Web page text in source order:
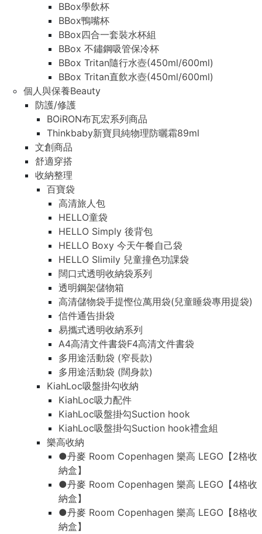
BBox學飲杯
BBox鴨嘴杯
BBox四合一套裝水杯組
BBox 不鏽鋼吸管保冷杯
BBox Tritan隨行水壺(450ml/600ml)
BBox Tritan直飲水壺(450ml/600ml)
個人與保養Beauty
防護/修護
BOiRON布瓦宏系列商品
Thinkbaby新寶貝純物理防曬霜89ml
文創商品
舒適穿搭
收納整理
百寶袋
高清旅人包
HELLO童袋
HELLO Simply 後背包
HELLO Boxy 今天午餐自己袋
HELLO Slimily 兒童撞色功課袋
闊口式透明收納袋系列
透明鋼架儲物箱
高清儲物袋手提慳位萬用袋(兒童睡袋專用提袋)
信件通告掛袋
易攜式透明收納系列
A4高清文件書袋F4高清文件書袋
多用途活動袋 (窄長款)
多用途活動袋 (闊身款)
KiahLoc吸盤掛勾收納
KiahLoc吸力配件
KiahLoc吸盤掛勾Suction hook
KiahLoc吸盤掛勾Suction hook禮盒組
樂高收納
●丹麥 Room Copenhagen 樂高 LEGO【2格收
納盒】
●丹麥 Room Copenhagen 樂高 LEGO【4格收
納盒】
●丹麥 Room Copenhagen 樂高 LEGO【8格收
納盒】